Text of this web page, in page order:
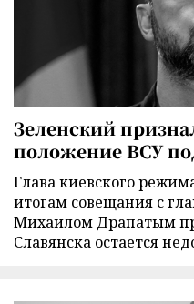
Зеленский
положение ВСУ
Глава киевского
итогам совещания с
Михаилом Драпатым
Славянска остается